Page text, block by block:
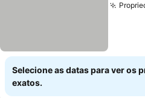
Selecione as datas para ver os
exatos.